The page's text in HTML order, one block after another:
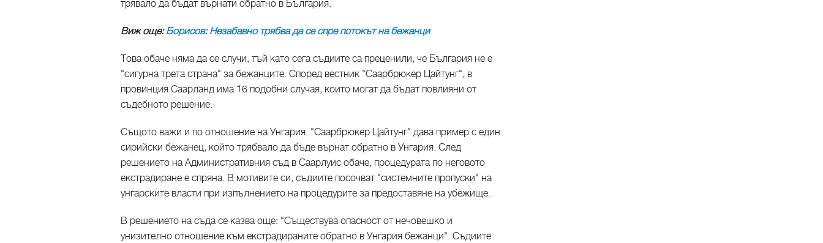
трявало да бъдат върнати обратно в България.
Виж още:Борисов: Незабавно трябва да се спре потокът на бежанци​
Това обаче няма да се случи, тъй като сега съдиите са преценили, че България не е
"сигурна трета страна" за бежанците. Според вестник "Саарбрюкер Цайтунг", в
провинция Саарланд има 16 подобни случая, които могат да бъдат повлияни от
съдебното решение.
Същото важи и по отношение на Унгария. "Саарбрюкер Цайтунг" дава пример с един
сирийски бежанец, който трябвало да бъде върнат обратно в Унгария. След
решението на Административния съд в Саарлуис обаче, процедурата по неговото
екстрадиране е спряна. В мотивите си, съдиите посочват "системните пропуски" на
унгарските власти при изпълнението на процедурите за предоставяне на убежище.
В решението на съда се казва още: "Съществува опасност от нечовешко и
унизително отношение към екстрадираните обратно в Унгария бежанци". Съдиите